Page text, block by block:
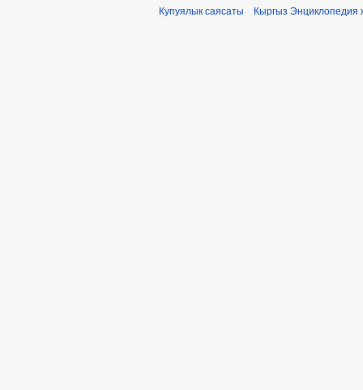
Купуялык саясаты Кыргыз Энциклопедия